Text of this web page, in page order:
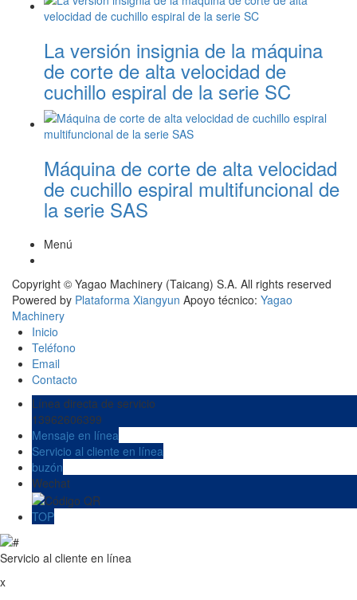
La versión insignia de la máquina
de corte de alta velocidad de
cuchillo espiral de la serie SC
Máquina de corte de alta velocidad
de cuchillo espiral multifuncional de
la serie SAS
Menú
Copyright © Yagao Machinery (Taicang) S.A. All rights reserved
Powered by Plataforma Xiangyun Apoyo técnico: Yagao
Machinery
Inicio
Teléfono
Email
Contacto
Línea directa de servicio
13962606399
Mensaje en línea
Servicio al cliente en línea
buzón
Wechat
TOP
Servicio al cliente en línea
x